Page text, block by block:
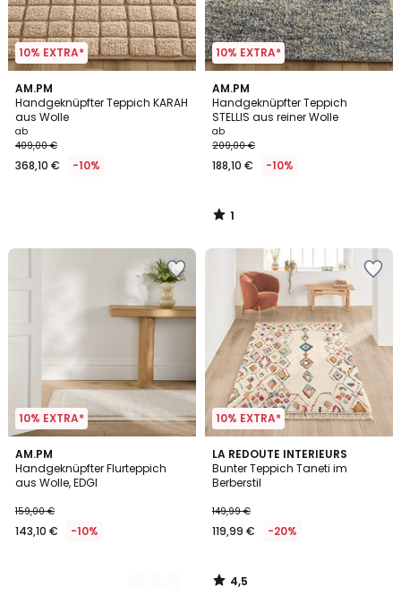
10% EXTRA*
AM.PM
Handgeknüpfter Teppich KARAH
aus Wolle
ab
409,00 €
368,10 € -10%
10% EXTRA*
AM.PM
Handgeknüpfter Teppich
STELLIS aus reiner Wolle
ab
209,00 €
188,10 € -10%
1
/
5
1
/
10% EXTRA*
AM.PM
Handgeknüpfter Flurteppich
aus Wolle, EDGI
159,00 €
143,10 € -10%
2
Farben
10% EXTRA*
LA REDOUTE INTERIEURS
Bunter Teppich Taneti im
Berberstil
149,99 €
119,99 € -20%
4,5
/ 5
4,5
/